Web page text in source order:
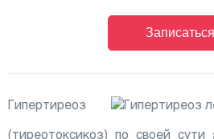
Записаться
Гипертиреоз
(тиреотоксикоз) по своей сути